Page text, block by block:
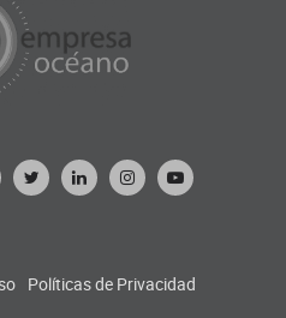
Políticas de Privacidad